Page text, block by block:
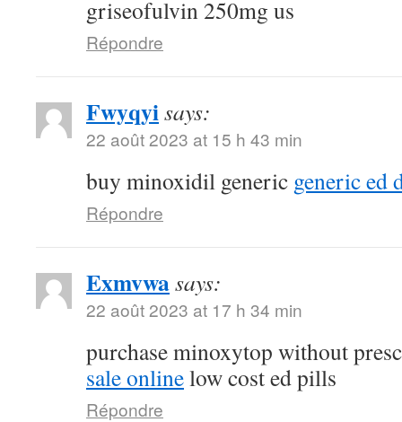
griseofulvin 250mg us
Répondre
Fwyqyisays:
22 août 2023 at 15 h 43 min
buy minoxidil generic generic ed
Répondre
Exmvwasays:
22 août 2023 at 17 h 34 min
purchase minoxytop without
sale onlinelow cost ed pills
Répondre